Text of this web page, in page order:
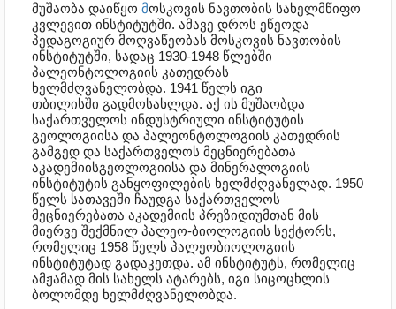
მუშაობა დაიწყო მოსკოვის ნავთობის სახელმწიფო
კვლევით ინსტიტუტში. ამავე დროს ეწეოდა
პედაგოგიურ მოღვაწეობას მოსკოვის ნავთობის
ინსტიტუტში, სადაც 1930-1948 წლებში
პალეონტოლოგიის კათედრას
ხელმძღვანელობდა. 1941 წელს იგი
თბილისში გადმოსახლდა. აქ ის მუშაობდა
საქართველოს ინდუსტრიული ინსტიტუტის
გეოლოგიისა და პალეონტოლოგიის კათედრის
გამგედ და საქართველოს მეცნიერებათა
აკადემიისგეოლოგიისა და მინერალოგიის
ინსტიტუტის განყოფილების ხელმძღვანელად. 1950
წელს სათავეში ჩაუდგა საქართველოს
მეცნიერებათა აკადემიის პრეზიდიუმთან მის
მიერვე შექმნილ პალეო-ბიოლოგიის სექტორს,
რომელიც 1958 წელს პალეობიოლოგიის
ინსტიტუტად გადაკეთდა. ამ ინსტიტუტს, რომელიც
ამჟამად მის სახელს ატარებს, იგი სიცოცხლის
ბოლომდე ხელმძღვანელობდა.